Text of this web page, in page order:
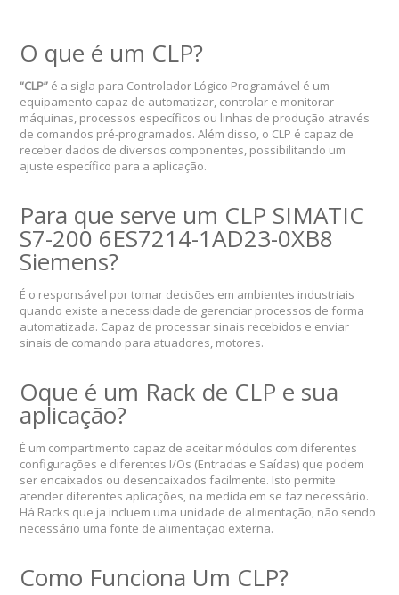
O que é um CLP?
“CLP” é a sigla para Controlador Lógico Programável é um
equipamento capaz de automatizar, controlar e monitorar
máquinas, processos específicos ou linhas de produção através
de comandos pré-programados. Além disso, o CLP é capaz de
receber dados de diversos componentes, possibilitando um
ajuste específico para a aplicação.
Para que serve um CLP SIMATIC
S7-200 6ES7214-1AD23-0XB8
Siemens?
É o responsável por tomar decisões em ambientes industriais
quando existe a necessidade de gerenciar processos de forma
automatizada. Capaz de processar sinais recebidos e enviar
sinais de comando para atuadores, motores.
Oque é um Rack de CLP e sua
aplicação?
É um compartimento capaz de aceitar módulos com diferentes
configurações e diferentes I/Os (Entradas e Saídas) que podem
ser encaixados ou desencaixados facilmente. Isto permite
atender diferentes aplicações, na medida em se faz necessário.
Há Racks que ja incluem uma unidade de alimentação, não sendo
necessário uma fonte de alimentação externa.
Como Funciona Um CLP?